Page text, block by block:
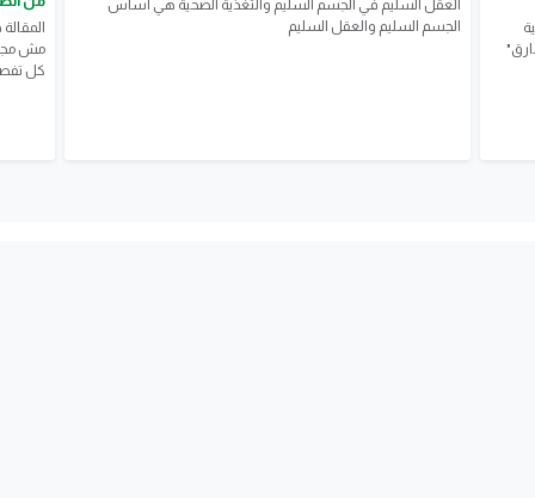
العقل السليم في الجسم السليم والتغذية الصحية هي أساس
الجسم السليم والعقل السليم
مش
كل